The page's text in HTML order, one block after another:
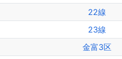
22線
23線
金富3区